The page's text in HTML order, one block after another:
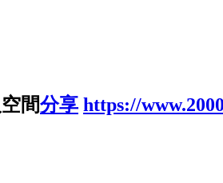
間分享 https://